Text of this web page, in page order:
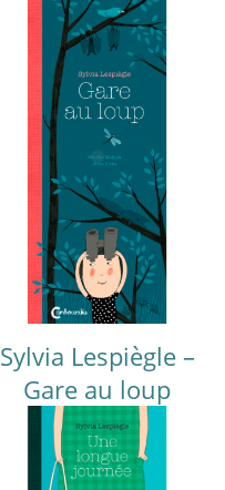
Sylvia Lespiègle –
Gare au loup